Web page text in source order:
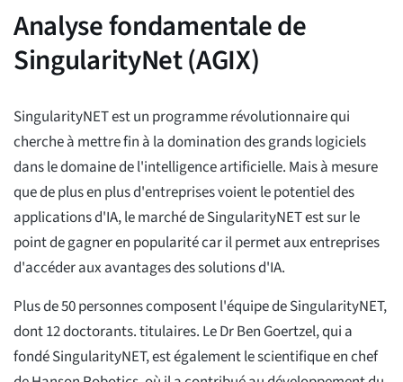
Analyse fondamentale de
SingularityNet (AGIX)
SingularityNET est un programme révolutionnaire qui
cherche à mettre fin à la domination des grands logiciels
dans le domaine de l'intelligence artificielle. Mais à mesure
que de plus en plus d'entreprises voient le potentiel des
applications d'IA, le marché de SingularityNET est sur le
point de gagner en popularité car il permet aux entreprises
d'accéder aux avantages des solutions d'IA.
Plus de 50 personnes composent l'équipe de SingularityNET,
dont 12 doctorants. titulaires. Le Dr Ben Goertzel, qui a
fondé SingularityNET, est également le scientifique en chef